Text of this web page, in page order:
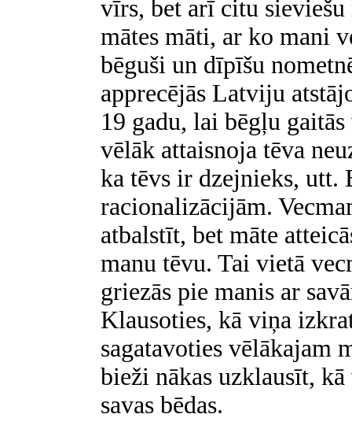
vīrs, bet arī citu
mātes māti, ar ko mani
bēguši un dīpīšu
apprecējās Latviju
19 gadu, lai bēgļu
vēlāk attaisnoja tēva
ka tēvs ir dzejnieks, utt.
racionalizācijām.
atbalstīt, bet māte
manu tēvu. Tai vietā
griezās pie manis ar
Klausoties, kā viņa
sagatavoties vēlākajam
bieži nākas uzklausīt, kā
savas bēdas.